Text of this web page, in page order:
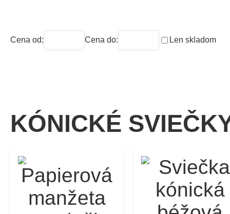
Cena od: Cena do: Len skladom
KÓNICKÉ